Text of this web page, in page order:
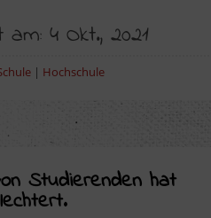
4 Okt., 2021
| Hochschule
Studierenden hat